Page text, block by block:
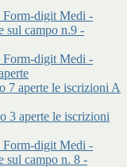
digit Medi -
sul campo n.9 -
digit Medi -
7 aperte le iscrizioni A
3 aperte le iscrizioni
digit Medi -
sul campo n. 8 -